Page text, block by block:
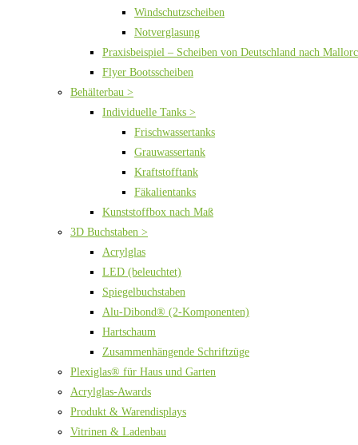
Windschutzscheiben
Notverglasung
Praxisbeispiel – Scheiben von Deutschland nach
Flyer Bootsscheiben
Behälterbau >
Individuelle Tanks >
Frischwassertanks
Grauwassertank
Kraftstofftank
Fäkalientanks
Kunststoffbox nach Maß
3D Buchstaben >
Acrylglas
LED (beleuchtet)
Spiegelbuchstaben
Alu-Dibond® (2-Komponenten)
Hartschaum
Zusammenhängende Schriftzüge
Plexiglas® für Haus und Garten
Acrylglas-Awards
Produkt & Warendisplays
Vitrinen & Ladenbau